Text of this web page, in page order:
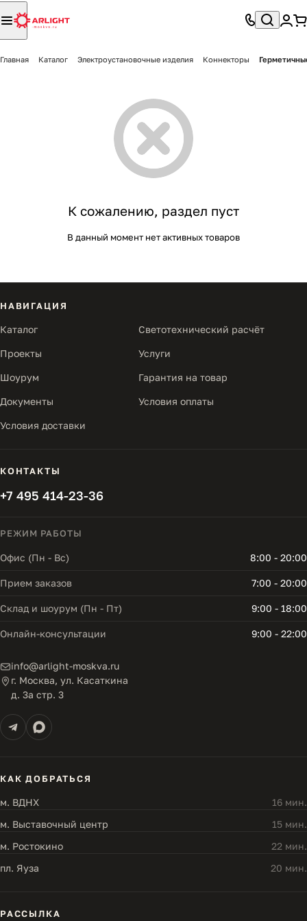
Главная Каталог Электроустановочные изделия Коннекторы
К сожалению, раздел пуст
В данный момент нет активных товаров
НАВИГАЦИЯ
Каталог Светотехнический расчёт
Проекты Услуги
Шоурум Гарантия на товар
Документы Условия оплаты
Условия доставки
КОНТАКТЫ
+7 495 414-23-36
РЕЖИМ РАБОТЫ
Офис (Пн - Вс) 8:00 - 20:00
Прием заказов 7:00 - 20:00
Склад и шоурум (Пн - Пт) 9:00 - 18:00
Онлайн-консультации 9:00 - 22:00
info@arlight-moskva.ru
г. Москва, ул. Касаткина
д. 3а стр. 3
КАК ДОБРАТЬСЯ
м. ВДНХ
16 мин.
м. Выставочный центр
15 мин.
м. Ростокино
22 мин.
пл. Яуза
20 мин.
РАССЫЛКА